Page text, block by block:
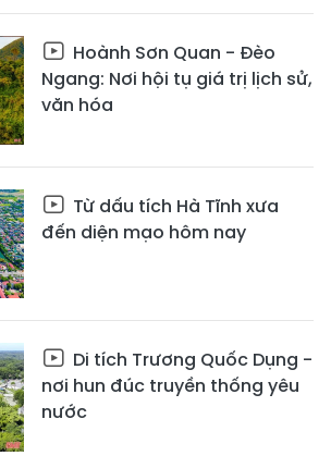
Hoành Sơn Quan - Đèo
Ngang: Nơi hội tụ giá trị lịch sử,
văn hóa
Từ dấu tích Hà Tĩnh xưa
đến diện mạo hôm nay
Di tích Trương Quốc Dụng -
nơi hun đúc truyền thống yêu
nước